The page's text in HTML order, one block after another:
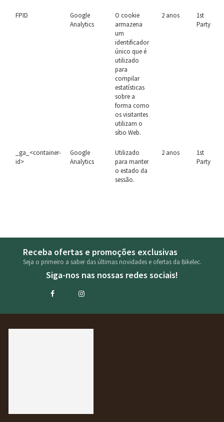
FPID
Google
Analytics
O cookie
armazena
um
identificador
único que é
utilizado
para
compilar
estatísticas
sobre a
forma como
os visitantes
utilizam o
sítio Web.
2 anos
1st
Party
_ga_<container-
id>
Google
Analytics
Utilizado
para manter
o estado da
sessão.
2 anos
1st
Party
Receba ofertas e promoções exclusivas
Seja o primeiro a saber das últimas novidades e ofertas da Bikelec.
Siga-nos nas nossas redes sociais!